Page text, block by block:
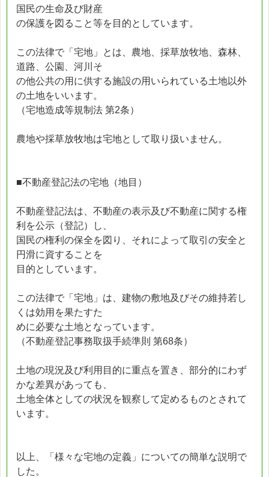
国民の生命及び財産
の保護を図ること等を目的としています。
この法律で「宅地」とは、農地、採草放牧地、森林、
道路、公園、河川そ
の他公共の用に供する施設の用いられている土地以外
の土地をいいます。
（宅地造成等規制法 第2条）
農地や採草放牧地は宅地として取り扱いません。
■不動産登記法の宅地（地目）
不動産登記法は、不動産の表示及び不動産に関する権
利を公示（登記）し、
国民の権利の保全を図り、それによって取引の安全と
円滑に資することを
目的としています。
この法律で「宅地」は、建物の敷地及びその維持若し
くは効用を果たすた
めに必要な土地となっています。
（不動産登記事務取扱手続準則 第68条）
土地の現況及び利用目的に重点を置き、部分的にわず
かな差異があっても、
土地全体としての状況を観察して定めるものとされて
います。
以上、「様々な宅地の定義」についての簡単な説明で
した。